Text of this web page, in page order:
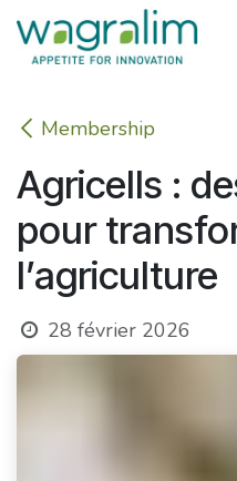
Se rendre au contenu
Membership
Agricells :
pour
l’agriculture
28 février 2026